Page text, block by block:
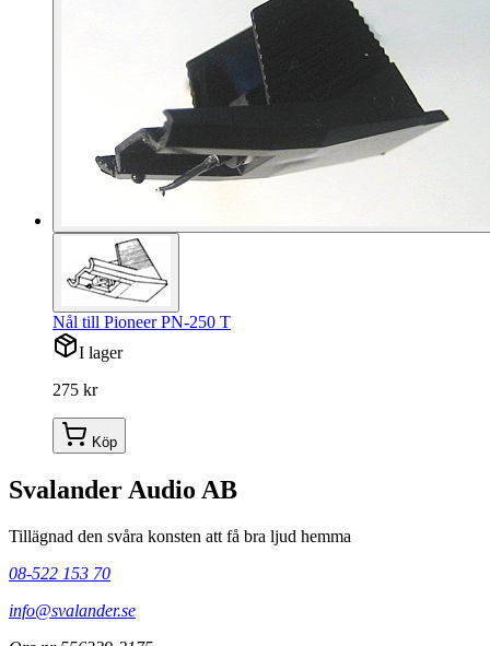
Nål till Pioneer PN-250 T
I lager
275 kr
Köp
Svalander Audio AB
Tillägnad den svåra konsten att få bra ljud hemma
08-522 153 70
info@svalander.se